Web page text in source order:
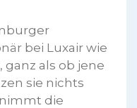
bei Luxair wie
als ob jene
sie nichts
die